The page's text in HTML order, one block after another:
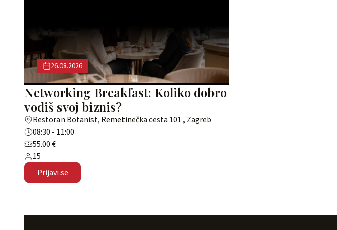
26.08.2026
Networking Breakfast: Koliko dobro
vodiš svoj biznis?
Restoran Botanist, Remetinečka cesta 101 , Zagreb
08:30 - 11:00
55.00 €
15
Prijavi se